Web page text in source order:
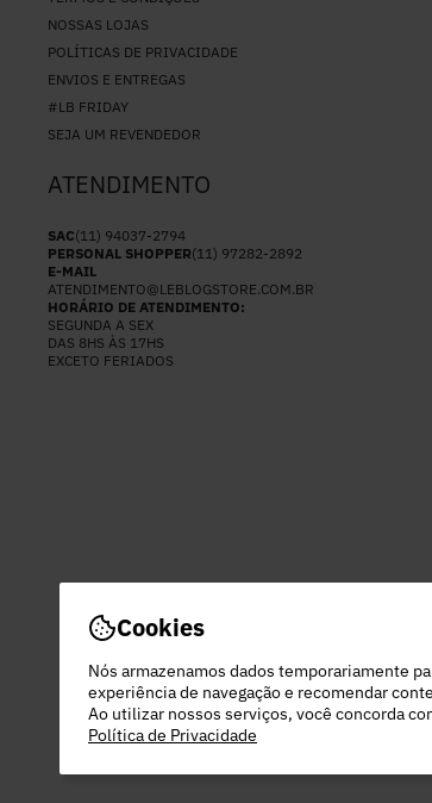
Cookies
Nós armazenamos dados temporariamente
experiência de navegação e recomendar
Ao utilizar nossos serviços, você concorda
Política de Privacidade
NOSSAS LOJAS
POLÍTICAS DE PRIVACIDADE
ENVIOS E ENTREGAS
#LB FRIDAY
SEJA UM REVENDEDOR
ATENDIMENTO
SAC(11) 94037-2794
PERSONAL SHOPPER(11) 97282-2892
E-MAIL
ATENDIMENTO@LEBLOGSTORE.COM.BR
HORÁRIO DE ATENDIMENTO:
SEGUNDA A SEX
DAS 8HS ÀS 17HS
EXCETO FERIADOS